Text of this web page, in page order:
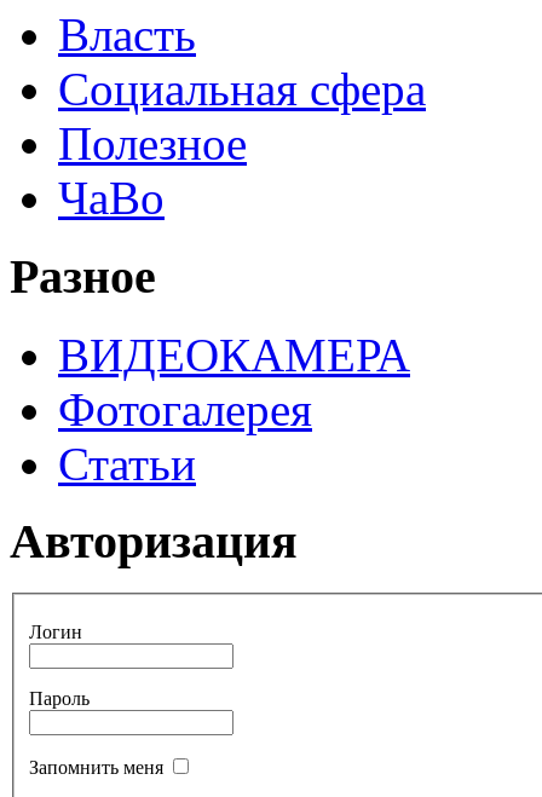
Власть
Социальная сфера
Полезное
ЧаВо
Разное
ВИДЕОКАМЕРА
Фотогалерея
Статьи
Авторизация
Логин
Пароль
Запомнить меня